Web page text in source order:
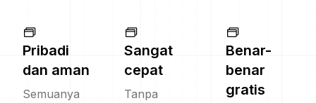
Pribadi
dan aman
Semuanya
Sangat
cepat
Tanpa
Benar-
benar
gratis